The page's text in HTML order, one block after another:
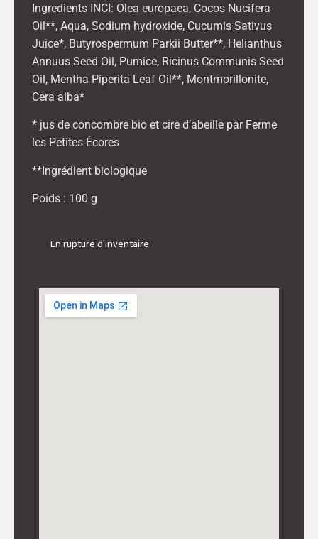
Ingredients INCI: Olea europaea, Cocos Nucifera
Oil**, Aqua, Sodium hydroxide, Cucumis Sativus
Juice*, Butyrospermum Parkii Butter**, Helianthus
Annuus Seed Oil, Pumice, Ricinus Communis Seed
Oil, Mentha Piperita Leaf Oil**, Montmorillonite,
Cera alba*
* jus de concombre bio et cire d’abeille par Ferme
les Petites Écores
**Ingrédient biologique
Poids : 100 g
En rupture d'inventaire